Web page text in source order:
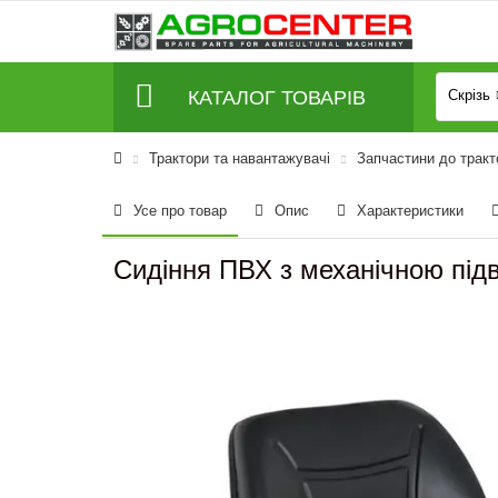
КАТАЛОГ ТОВАРІВ Скрізь
Трактори та навантажувачі Запчастини до
Усе про товар Опис Характеристики
Сидіння ПВХ з механічною